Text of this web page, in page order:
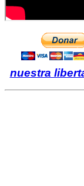
nuestra